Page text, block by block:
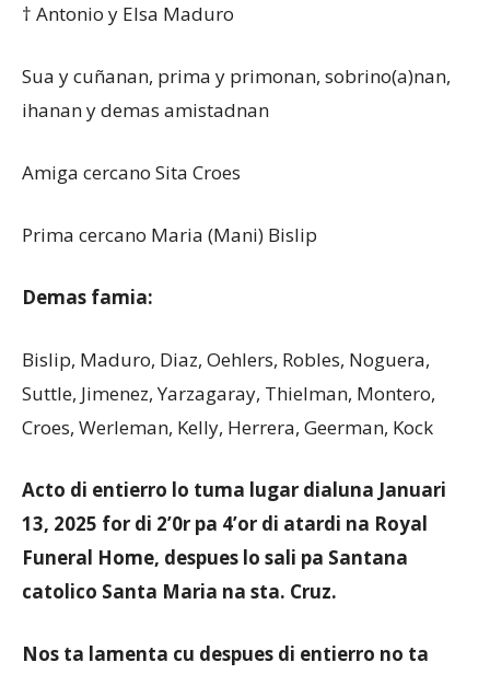
† Antonio y Elsa Maduro
Sua y cuñanan, prima y primonan, sobrino(a)nan,
ihanan y demas amistadnan
Amiga cercano Sita Croes
Prima cercano Maria (Mani) Bislip
Demas famia:
Bislip, Maduro, Diaz, Oehlers, Robles, Noguera,
Suttle, Jimenez, Yarzagaray, Thielman, Montero,
Croes, Werleman, Kelly, Herrera, Geerman, Kock
Acto di entierro lo tuma lugar dialuna Januari
13, 2025 for di 2’0r pa 4’or di atardi na Royal
Funeral Home, despues lo sali pa Santana
catolico Santa Maria na sta. Cruz.
Nos ta lamenta cu despues di entierro no ta